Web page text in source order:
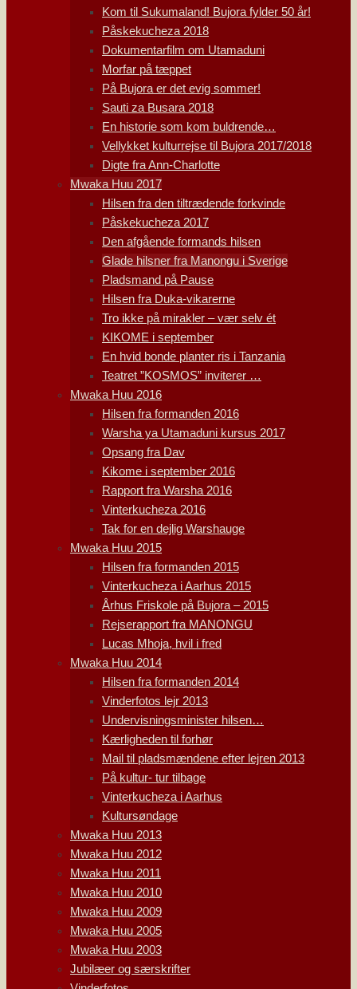
Kom til Sukumaland! Bujora fylder 50 år!
Påskekucheza 2018
Dokumentarfilm om Utamaduni
Morfar på tæppet
På Bujora er det evig sommer!
Sauti za Busara 2018
En historie som kom buldrende…
Vellykket kulturrejse til Bujora 2017/2018
Digte fra Ann-Charlotte
Mwaka Huu 2017
Hilsen fra den tiltrædende forkvinde
Påskekucheza 2017
Den afgående formands hilsen
Glade hilsner fra Manongu i Sverige
Pladsmand på Pause
Hilsen fra Duka-vikarerne
Tro ikke på mirakler – vær selv ét
KIKOME i september
En hvid bonde planter ris i Tanzania
Teatret ”KOSMOS” inviterer …
Mwaka Huu 2016
Hilsen fra formanden 2016
Warsha ya Utamaduni kursus 2017
Opsang fra Dav
Kikome i september 2016
Rapport fra Warsha 2016
Vinterkucheza 2016
Tak for en dejlig Warshauge
Mwaka Huu 2015
Hilsen fra formanden 2015
Vinterkucheza i Aarhus 2015
Århus Friskole på Bujora – 2015
Rejserapport fra MANONGU
Lucas Mhoja, hvil i fred
Mwaka Huu 2014
Hilsen fra formanden 2014
Vinderfotos lejr 2013
Undervisningsminister hilsen…
Kærligheden til forhør
Mail til pladsmændene efter lejren 2013
På kultur- tur tilbage
Vinterkucheza i Aarhus
Kultursøndage
Mwaka Huu 2013
Mwaka Huu 2012
Mwaka Huu 2011
Mwaka Huu 2010
Mwaka Huu 2009
Mwaka Huu 2005
Mwaka Huu 2003
Jubilæer og særskrifter